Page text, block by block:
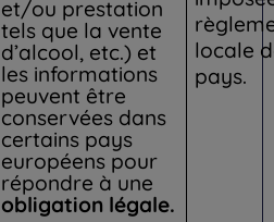
et/ou prestation
tels que la vente
d’alcool, etc.) et
les informations
peuvent être
conservées dans
certains pays
européens pour
répondre à une
obligation légale.
locale
pays.